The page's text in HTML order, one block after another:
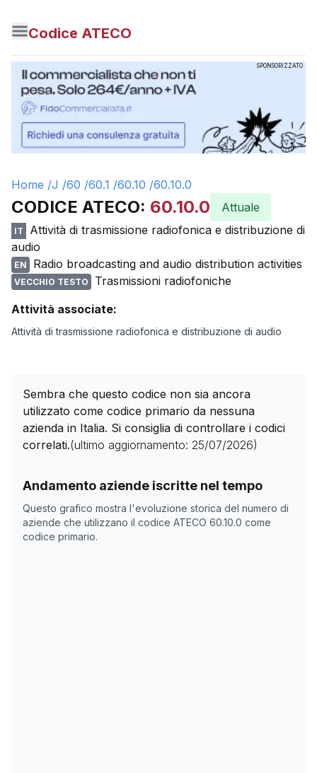
Codice ATECO
SPONSORIZZATO
Home /J /60 /60.1 /60.10 /60.10.0
CODICE ATECO: 60.10.0 Attuale
IT
Attività di trasmissione radiofonica e distribuzione di
audio
EN Radio broadcasting and audio distribution activities
VECCHIO TESTO
Trasmissioni radiofoniche
Attività associate:
Attività di trasmissione radiofonica e distribuzione di audio
Sembra che questo codice non sia ancora
utilizzato come codice primario da nessuna
azienda in Italia. Si consiglia di controllare i codici
correlati.(ultimo aggiornamento: 25/07/2026)
Andamento aziende iscritte nel tempo
Questo grafico mostra l'evoluzione storica del numero di
aziende che utilizzano il codice ATECO 60.10.0 come
codice primario.
Storico numero di aziende con codice ATECO
Data rilevazione
21/04/2025
0
14/11/2025